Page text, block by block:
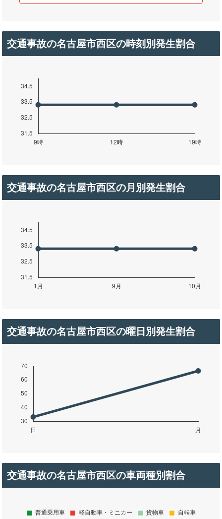
交通事故の名古屋市西区の時刻別発生割合
交通事故の名古屋市西区の月別発生割合
交通事故の名古屋市西区の曜日別発生割合
交通事故の名古屋市西区の車両種別割合